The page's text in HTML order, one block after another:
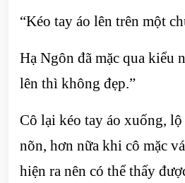
“Kéo tay áo lên trên một
Hạ Ngôn đã mặc qua kiểu
lên thì không đẹp.”
Cô lại kéo tay áo xuống, lộ
nõn, hơn nữa khi cô mặc
hiện ra nên có thể thấy